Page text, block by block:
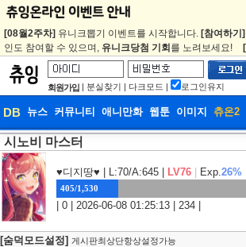
[08월2주차] 유니크뽑기 이벤트를 시작합니다. [참여하기]
인도 참여할 수 있으며, 유니크당첨 기회 를 노려보세요!
회원가입 | 분실찾기 | 다크모드 | 로그인유지
DB 뉴스 커뮤니티 애니만화 웹툰 이미지 츄온2
DB
웹툰 이미지 츄온2
시노비 마스터
♥디지땅♥ | L:70/A:645 | LV76 Exp.26%
405/1,530
| 0 | 2026-06-08 01:25:13 | 234 |
[숨덕모드설정] 게시판최상단항상설정가능